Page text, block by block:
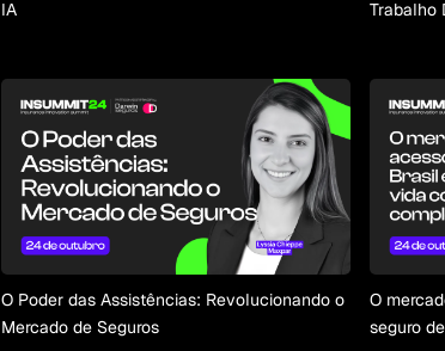
IA
Trabalho
O Poder das Assistências: Revolucionando o
Mercado de Seguros
O
seguro